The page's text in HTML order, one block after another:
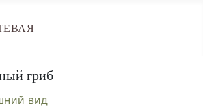
гриб
вид